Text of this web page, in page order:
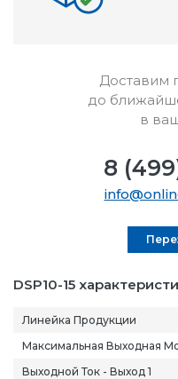
DSP10-15
Линейка Продукции
Максимальная Выходная
Выходной Ток - Выход 1
Доставим
до
в
8